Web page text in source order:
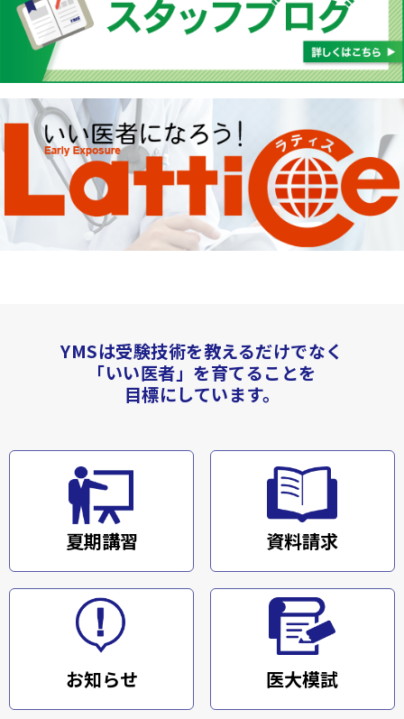
YMSは受験技術を教えるだけでなく
「いい医者」を育てることを
目標にしています。
夏期講習 資料請求
お知らせ 医大模試